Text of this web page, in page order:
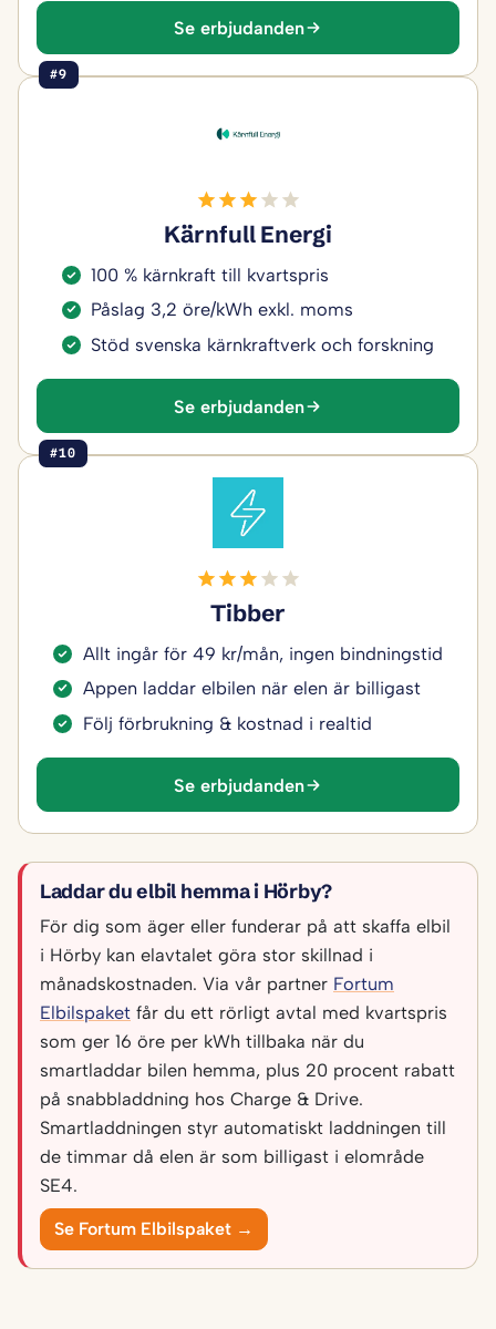
Se erbjudanden
#9
Kärnfull Energi
100 % kärnkraft till kvartspris
Påslag 3,2 öre/kWh exkl. moms
Stöd svenska kärnkraftverk och forskning
Se erbjudanden
#10
Tibber
Allt ingår för 49 kr/mån, ingen bindningstid
Appen laddar elbilen när elen är billigast
Följ förbrukning & kostnad i realtid
Se erbjudanden
Laddar du elbil hemma i Hörby?
För dig som äger eller funderar på att skaffa elbil
i Hörby kan elavtalet göra stor skillnad i
månadskostnaden. Via vår partner Fortum
Elbilspaket får du ett rörligt avtal med kvartspris
som ger 16 öre per kWh tillbaka när du
smartladdar bilen hemma, plus 20 procent rabatt
på snabbladdning hos Charge & Drive.
Smartladdningen styr automatiskt laddningen till
de timmar då elen är som billigast i elområde
SE4.
Se Fortum Elbilspaket →